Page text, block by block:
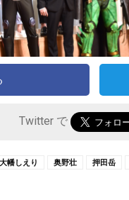
Twitter で
大幡しえり 奥野壮 押田岳